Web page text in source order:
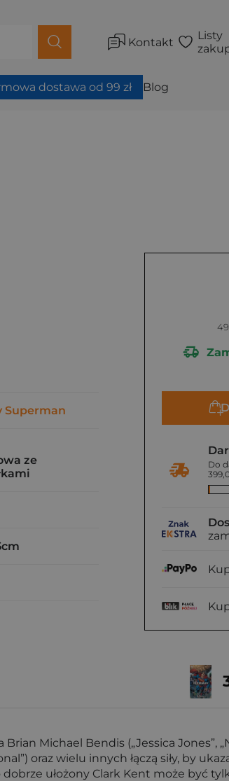
Kontakt
Listy
dostawa od 99 zł Blog
Do
Superman
ze
Michael Bendis („Jessica Jones”,
oraz wielu innych łączą siły, by
ułożony Clark Kent może być